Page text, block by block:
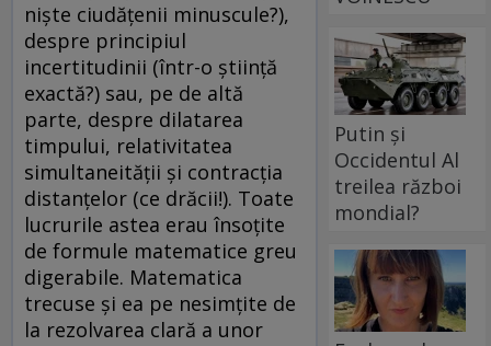
niște ciudățenii minuscule?),
despre principiul
incertitudinii (într-o știință
exactă?) sau, pe de altă
parte, despre dilatarea
timpului, relativitatea
simultaneității și contracția
distanțelor (ce drăcii!). Toate
lucrurile astea erau însoțite
de formule matematice greu
digerabile. Matematica
trecuse și ea pe nesimțite de
la rezolvarea clară a unor
Putin și
Occidentul Al
treilea război
mondial?